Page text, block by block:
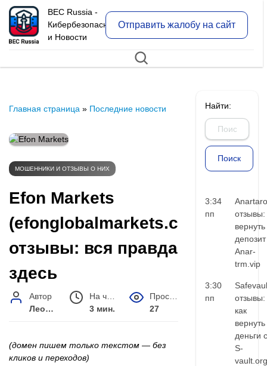
BEC Russia -
Кибербезопасность
и Новости
Отправить жалобу на сайт
Главная страница » Последние новости
МОШЕННИКИ И ОТЗЫВЫ О НИХ
Efon Markets
(efonglobalmarkets.com)
отзывы: вся правда
здесь
Автор
Леонид Малышев
3 мин.
27
(домен пишем только текстом — без
кликов и переходов)
Найти:
3:34
пп
отзывы:
вернуть
Anar-
trm.vip
3:30
пп
отзывы:
как
вернуть
деньги с
S-
vault.org